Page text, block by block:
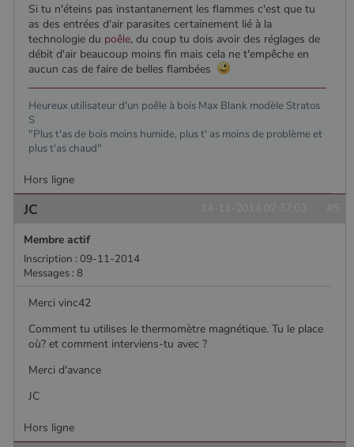
Si tu n'éteins pas instantanement les flammes c'est que tu
as des entrées d'air parasites certainement lié à la
technologie du poêle, du coup tu dois avoir des réglages de
débit d'air beaucoup moins fin mais cela ne t'empêche en
aucun cas de faire de belles flambées
Heureux utilisateur d'un poêle à bois Max Blank modèle Stratos
S
"Plus t'as de bois moins humide, plus t' as moins de problème et
plus t'as chaud"
Hors ligne
JC
Membre actif
Inscription : 09-11-2014
Messages : 8
Merci vinc42
Comment tu utilises le thermomètre magnétique. Tu le place
où? et comment interviens-tu avec ?
Merci d'avance
JC
Hors ligne